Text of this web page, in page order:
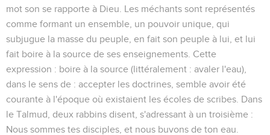
mot son se rapporte à Dieu. Les méchants sont représentés
comme formant un ensemble, un pouvoir unique, qui
subjugue la masse du peuple, en fait son peuple à lui, et lui
fait boire à la source de ses enseignements. Cette
expression : boire à la source (littéralement : avaler l'eau),
dans le sens de : accepter les doctrines, semble avoir été
courante à l'époque où existaient les écoles de scribes. Dans
le Talmud, deux rabbins disent, s'adressant à un troisième :
Nous sommes tes disciples, et nous buvons de ton eau